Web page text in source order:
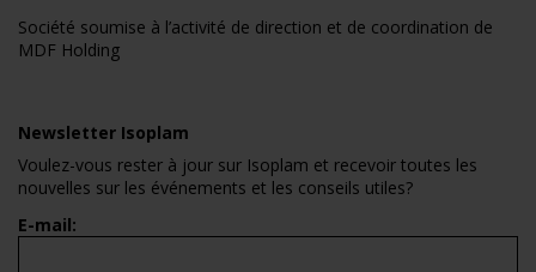
Société soumise à l’activité de direction et de coordination de
MDF Holding
Newsletter Isoplam
Voulez-vous rester à jour sur Isoplam et recevoir toutes les
nouvelles sur les événements et les conseils utiles?
E-mail: